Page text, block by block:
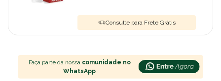
Consulte para Frete Grátis
Faça parte da nossa comunidade no
WhatsApp